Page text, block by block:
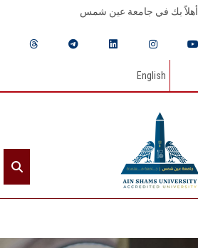
أهلاً بك في جامعة عين شمس
English